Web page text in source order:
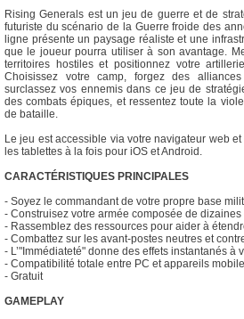
Rising Generals est un jeu de guerre et de
futuriste du scénario de la Guerre froide des
ligne présente un paysage réaliste et une
que le joueur pourra utiliser à son avantage.
territoires hostiles et positionnez votre
Choisissez votre camp, forgez des
surclassez vos ennemis dans ce jeu de
des combats épiques, et ressentez toute la
de bataille.
Le jeu est accessible via votre navigateur web
les tablettes à la fois pour iOS et Android.
CARACTÉRISTIQUES PRINCIPALES
- Soyez le commandant de votre propre base
- Construisez votre armée composée de
- Rassemblez des ressources pour aider à
- Combattez sur les avant-postes neutres et
- L’"Immédiateté" donne des effets instantanés à
- Compatibilité totale entre PC et appareils
- Gratuit
GAMEPLAY